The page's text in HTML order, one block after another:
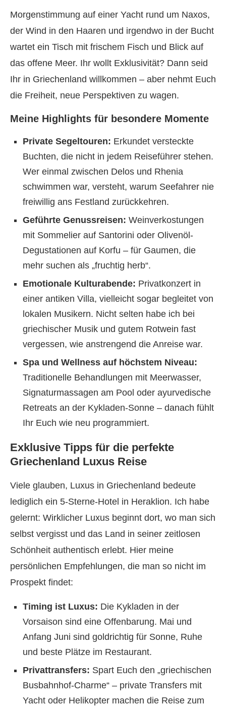
Morgenstimmung auf einer Yacht rund um Naxos,
der Wind in den Haaren und irgendwo in der Bucht
wartet ein Tisch mit frischem Fisch und Blick auf
das offene Meer. Ihr wollt Exklusivität? Dann seid
Ihr in Griechenland willkommen – aber nehmt Euch
die Freiheit, neue Perspektiven zu wagen.
Meine Highlights für besondere Momente
Private Segeltouren: Erkundet versteckte
Buchten, die nicht in jedem Reiseführer stehen.
Wer einmal zwischen Delos und Rhenia
schwimmen war, versteht, warum Seefahrer nie
freiwillig ans Festland zurückkehren.
Geführte Genussreisen: Weinverkostungen
mit Sommelier auf Santorini oder Olivenöl-
Degustationen auf Korfu – für Gaumen, die
mehr suchen als „fruchtig herb“.
Emotionale Kulturabende: Privatkonzert in
einer antiken Villa, vielleicht sogar begleitet von
lokalen Musikern. Nicht selten habe ich bei
griechischer Musik und gutem Rotwein fast
vergessen, wie anstrengend die Anreise war.
Spa und Wellness auf höchstem Niveau:
Traditionelle Behandlungen mit Meerwasser,
Signaturmassagen am Pool oder ayurvedische
Retreats an der Kykladen-Sonne – danach fühlt
Ihr Euch wie neu programmiert.
Exklusive Tipps für die perfekte
Griechenland Luxus Reise
Viele glauben, Luxus in Griechenland bedeute
lediglich ein 5-Sterne-Hotel in Heraklion. Ich habe
gelernt: Wirklicher Luxus beginnt dort, wo man sich
selbst vergisst und das Land in seiner zeitlosen
Schönheit authentisch erlebt. Hier meine
persönlichen Empfehlungen, die man so nicht im
Prospekt findet:
Timing ist Luxus: Die Kykladen in der
Vorsaison sind eine Offenbarung. Mai und
Anfang Juni sind goldrichtig für Sonne, Ruhe
und beste Plätze im Restaurant.
Privattransfers: Spart Euch den „griechischen
Busbahnhof-Charme“ – private Transfers mit
Yacht oder Helikopter machen die Reise zum